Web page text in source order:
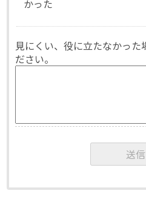
かった
見にくい、役に立たなかった
ださい。